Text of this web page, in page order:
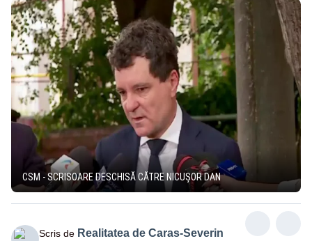
CSM - SCRISOARE DESCHISĂ CĂTRE NICUȘOR DAN
Scris de Realitatea de Caras-Severin